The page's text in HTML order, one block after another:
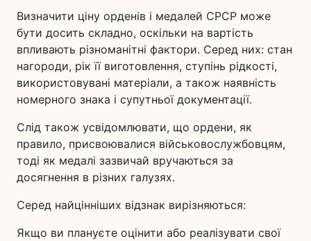
Визначити ціну орденів і медалей СРСР може
бути досить складно, оскільки на вартість
впливають різноманітні фактори. Серед них: стан
нагороди, рік її виготовлення, ступінь рідкості,
використовувані матеріали, а також наявність
номерного знака і супутньої документації.
Слід також усвідомлювати, що ордени, як
правило, присвоювалися військовослужбовцям,
тоді як медалі зазвичай вручаються за
досягнення в різних галузях.
Серед найцінніших відзнак вирізняються:
Якщо ви плануєте оцінити або реалізувати свої